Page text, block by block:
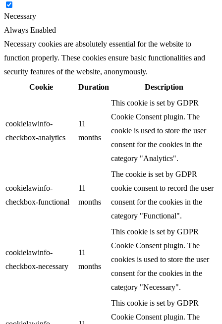
Necessary
Always Enabled
Necessary cookies are absolutely essential for the website to
function properly. These cookies ensure basic functionalities and
security features of the website, anonymously.
Cookie
Duration Description
cookielawinfo-
checkbox-analytics
11
months
This cookie is set by GDPR
Cookie Consent plugin. The
cookie is used to store the user
consent for the cookies in the
category "Analytics".
cookielawinfo-
checkbox-functional
11
months
The cookie is set by GDPR
cookie consent to record the user
consent for the cookies in the
category "Functional".
cookielawinfo-
checkbox-necessary
11
months
This cookie is set by GDPR
Cookie Consent plugin. The
cookies is used to store the user
consent for the cookies in the
category "Necessary".
This cookie is set by GDPR
Cookie Consent plugin. The